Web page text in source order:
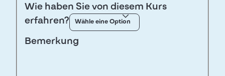
Wie haben Sie von diesem Kurs
erfahren?
Bemerkung